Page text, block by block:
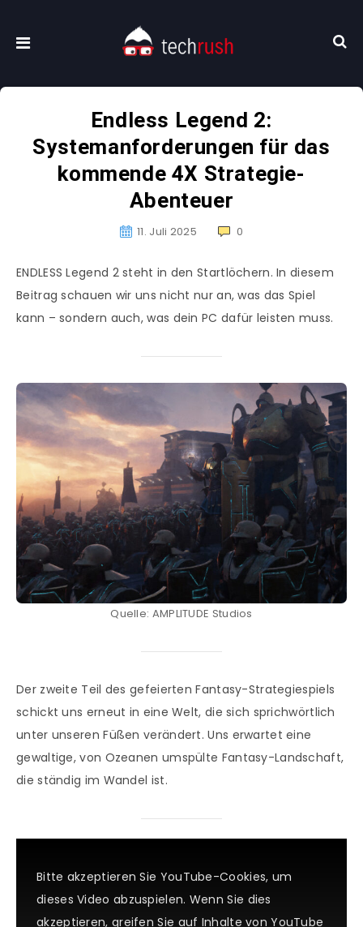
Endless Legend 2:
Systemanforderungen für das
kommende 4X Strategie-
Abenteuer
11. Juli 2025 0
ENDLESS Legend 2 steht in den Startlöchern. In diesem
Beitrag schauen wir uns nicht nur an, was das Spiel
kann – sondern auch, was dein PC dafür leisten muss.
Quelle: AMPLITUDE Studios
Der zweite Teil des gefeierten Fantasy-Strategiespiels
schickt uns erneut in eine Welt, die sich sprichwörtlich
unter unseren Füßen verändert. Uns erwartet eine
gewaltige, von Ozeanen umspülte Fantasy-Landschaft,
die ständig im Wandel ist.
Bitte akzeptieren Sie YouTube-Cookies, um
dieses Video abzuspielen. Wenn Sie dies
akzeptieren, greifen Sie auf Inhalte von YouTube